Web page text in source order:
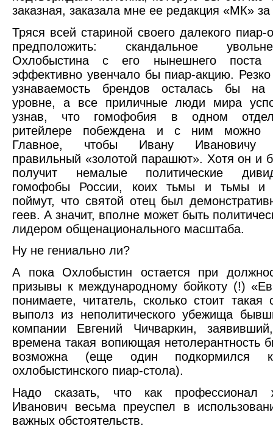
заказная, заказала мне ее редакция «МК»
Тряся всей стариной своего далекого пиар-
предположить: скандальное
Охлобыстина с его нынешнего поста
эффективно увенчало бы пиар-акцию.
узнаваемость брендов осталась бы на
уровне, а все приличные люди мира
узнав, что гомофобия в одном
ритейлере побеждена и с ним можно
Главное, чтобы Ивану Ивановичу
правильный «золотой парашют». Хотя он и
получит немалые политические
гомофобы России, коих тьмы и тьмы и
поймут, что святой отец был
геев. А значит, вполне может быть
лидером общенационального масштаба.
Ну не гениально ли?
А пока Охлобыстин остается при
призывы к международному бойкоту (!)
понимаете, читатель, сколько стоит
выполз из неполитического убежища
компании Евгений Чичваркин,
времена такая вопиющая нетолерантность
возможна (еще один подкормился
охлобыстинского пиар-стола).
Надо сказать, что как профессионал
Иванович весьма преуспел в
важных обстоятельств.